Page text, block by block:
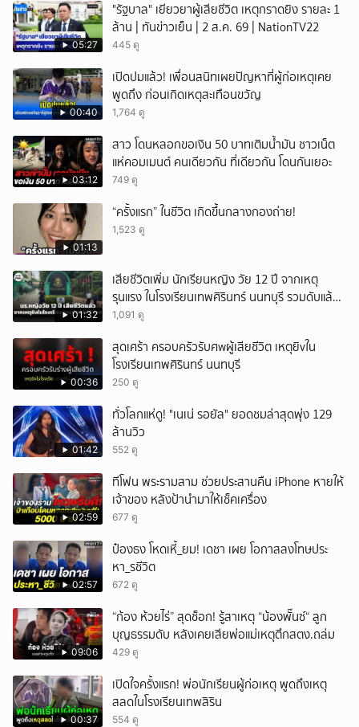
05:27
"รัฐบาล" เยียวยาผู้เสียชีวิต เหตุกราดยิง รายละ 1
ล้าน | ทันข่าวเย็น | 2 ส.ค. 69 | NationTV22
445 ดู
00:40
เปิดปมแล้ว! เพื่อนสนิทเผยปัญหาที่ผู้ก่อเหตุเคย
พูดถึง ก่อนเกิดเหตุสะเทือนขวัญ
1,764 ดู
03:12
สาว โดนหลอกขอเงิน 50 บาทเติมน้ำมัน ชาวเน็ต
แห่คอมเมนต์ คนเดียวกัน ที่เดียวกัน โดนกันเยอะ
749 ดู
01:13
“ครั้งแรก” ในชีวิต เกิดขึ้นกลางกองถ่าย!
1,523 ดู
01:32
เสียชีวิตเพิ่ม นักเรียนหญิง วัย 12 ปี จากเหตุ
รุนแรง ในโรงเรียนเทพศิรินทร์ นนทบุรี รวมดับแล้ว
9 ราย
1,091 ดู
00:36
สุดเศร้า ครอบครัวรับศwผู้เสียชีวิต เหตุยิvใน
โรงเรียนเทพศิรินทร์ นนทบุรี
250 ดู
01:42
ทั่วโลกแห่ดู! "เนเน่ รอยัล" ยอดชมล่าสุดพุ่ง 129
ล้านวิว
552 ดู
02:59
ทีโฟน พระรามสาม ช่วยประสานคืน iPhone หายให้
เจ้าของ หลังป้านำมาให้เช็คเครื่อง
677 ดู
02:57
ป๋องธง โหดเหี้_ยม! เดชา เผย โอกาสลงโทษประ
หา_รชีวิต
672 ดู
09:06
“ก้อง ห้วยไร่” สุดช็อก! รู้สาเหตุ “น้องพั๊นซ์“ ลูก
บุญธรรมดับ หลังเคยเสียพ่อแม่เหตุตึกสตง.ถล่ม
429 ดู
00:37
เปิดใจครั้งแรก! พ่อนักเรียนผู้ก่อเหตุ พูดถึงเหตุ
สลดในโรงเรียนเทพสิริน
554 ดู